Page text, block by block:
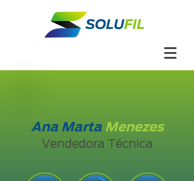
Ana MartaMenezes
Vendedora Técnica